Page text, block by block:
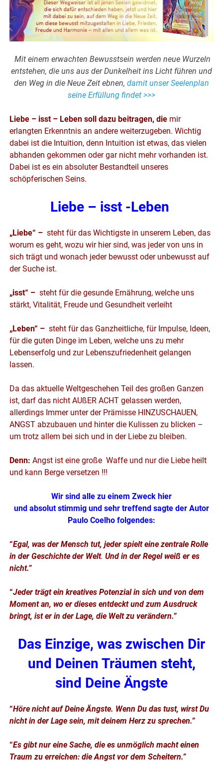
Mit einem erwachten Bewusstsein werden neue Wurzeln
entstehen, die uns aus der Dunkelheit ins Licht führen und
den Weg in die Neue Zeit ebnen, damit unser Seelenplan
seine Erfüllung findet >>>
Liebe – isst – Lebensoll dazu beitragen, die mir
erlangten Erkenntnis an andere weiterzugeben.Wichtig
dabei ist die Intuition, denn Intuition ist etwas,das vielen
abhanden gekommen oder gar nicht mehr vorhanden ist.
Dabei ist esein absoluter Bestandteil unseres
schöpferischen Seins.
Liebe – isst -Leben
„Liebe“ –steht für das Wichtigste in unserem Leben, das
worum es geht, wozu wir hier sind, was jeder von uns in
sich trägt und wonach jeder bewusst oder unbewusst auf
der Suche ist.
„isst“ – steht für die gesunde Ernährung, welche uns
stärkt, Vitalität, Freude und Gesundheit verleiht
„Leben“ – steht für das Ganzheitliche, für Impulse, Ideen,
für die guten Dinge im Leben, welche uns zu mehr
Lebenserfolg und zur Lebenszufriedenheit gelangen
lassen.
Da das aktuelle Weltgeschehen Teil des großen Ganzen
ist, darf das nicht AUßER ACHT gelassen werden,
allerdings Immer unter der Prämisse HINZUSCHAUEN,
ANGST abzubauen und hinter die Kulissen zu blicken –
um trotz allem bei sich und in der Liebe zu bleiben.
Denn:Angst ist eine große Waffe und nur die Liebe heilt
und kann Berge versetzen !!!
Wir sind alle zu einem Zweck hier
und absolut stimmig und sehr treffend sagte der Autor
Paulo Coelho folgendes:
“Egal, was der Mensch tut, jeder spielt eine zentrale Rolle
in der Geschichte der Welt. Und in der Regel weiß er es
nicht.”
“Jeder trägt ein kreatives Potenzial in sich und von dem
Moment an, wo er dieses entdeckt und zum Ausdruck
bringt, ist er in der Lage, die Welt zu verändern.”
Das Einzige, was zwischen Dir
und Deinen Träumen steht,
sind Deine Ängste
“Höre nicht auf Deine Ängste. Wenn Du das tust, wirst Du
nicht in der Lage sein, mit deinem Herz zu sprechen.”
“Es gibt nur eine Sache, die es unmöglich macht einen
Traum zu erreichen: die Angst vor dem Scheitern.”